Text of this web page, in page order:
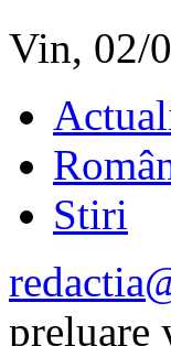
Vin, 02/
Stiri
preluare